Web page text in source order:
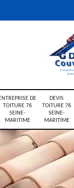
ENTREPRISE DE
TOITURE 76
SEINE-
MARITIME
DEVIS
TOITURE 76
SEINE-
MARITIME